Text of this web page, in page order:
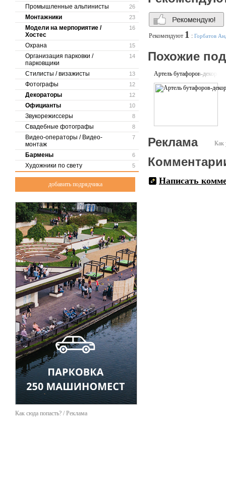
26
Промышленные альпинисты
23
Монтажники
16
Модели на мерпориятие /
Хостес
15
Охрана
14
Организация парковки /
парковщики
13
Стилисты / визажисты
12
Фотографы
12
Декораторы
10
Официанты
8
Звукорежиссеры
8
Свадебные фотографы
7
Видео-операторы / Видео-
монтаж
6
Бармены
5
Художники по свету
добавить подрядчика
Как сюда попасть? / Реклама
Рекомендуют 1 : Горбатов
Похожие
Артель бутафоров-
Как
Реклама
Написать